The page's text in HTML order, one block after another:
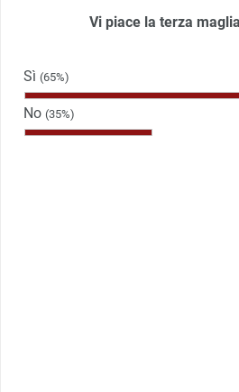
Vi piace la terza
Sì (65%)
No (35%)